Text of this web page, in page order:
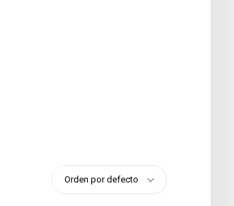
Orden por defecto